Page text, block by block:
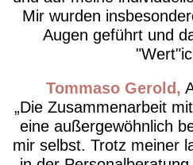
Mir wurden
Augen geführt und
Tommaso Gerold
Die Zusammenarbeit
eine außergewöhnlich
mir selbst. Trotz meiner